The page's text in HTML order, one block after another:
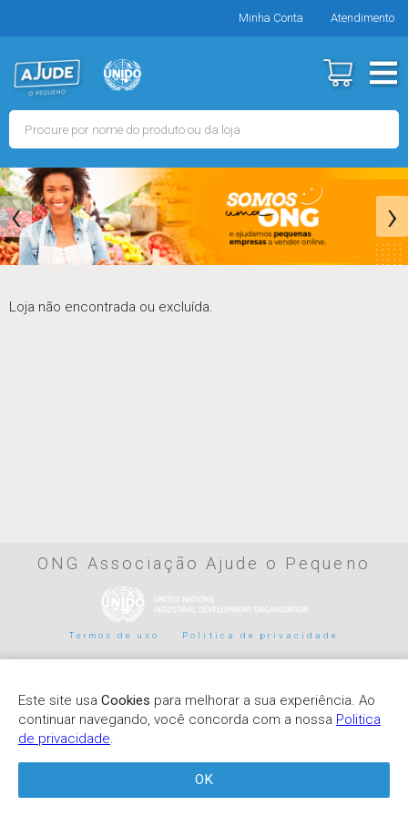
Minha Conta Atendimento
‹ ›
Loja não encontrada ou excluída.
ONG Associação Ajude o Pequeno
Termos de uso Politica de privacidade
Este site usa Cookies para melhorar a sua experiência. Ao
continuar navegando, você concorda com a nossa Politica
de privacidade.
OK